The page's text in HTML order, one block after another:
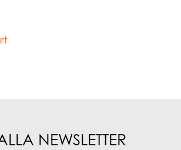
NEWSLETTER